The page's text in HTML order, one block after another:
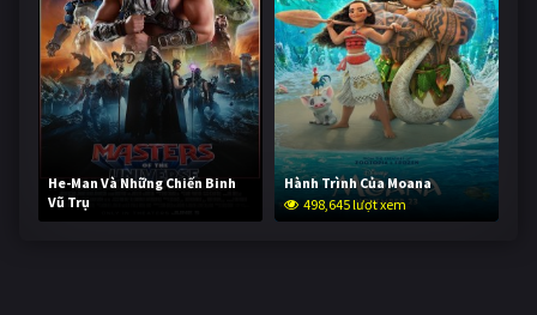
He-Man Và Những Chiến Binh
Vũ Trụ
248,121 lượt xem
Hành Trình Của Moana
498,645 lượt xem